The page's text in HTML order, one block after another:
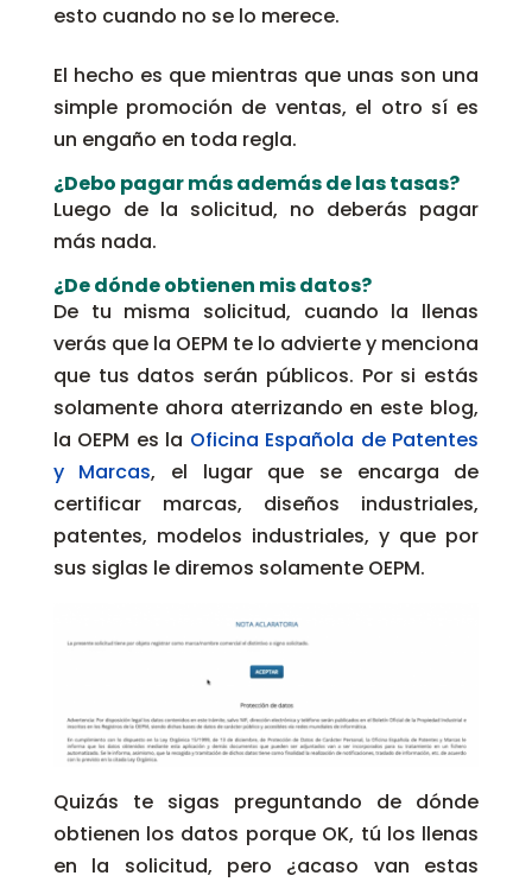
esto cuando no se lo merece.
El hecho es que mientras que unas son una
simple promoción de ventas, el otro sí es
un engaño en toda regla.
¿Debo pagar más además de las tasas?
Luego de la solicitud, no deberás pagar
más nada.
¿De dónde obtienen mis datos?
De tu misma solicitud, cuando la llenas
verás que la OEPM te lo advierte y menciona
que tus datos serán públicos. Por si estás
solamente ahora aterrizando en este blog,
la OEPM es la Oficina Española de Patentes
y Marcas, el lugar que se encarga de
certificar marcas, diseños industriales,
patentes, modelos industriales, y que por
sus siglas le diremos solamente OEPM.
Quizás te sigas preguntando de dónde
obtienen los datos porque OK, tú los llenas
en la solicitud, pero ¿acaso van estas